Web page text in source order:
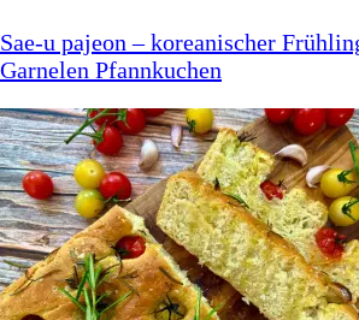
Sae-u pajeon – koreanischer
Garnelen Pfannkuchen